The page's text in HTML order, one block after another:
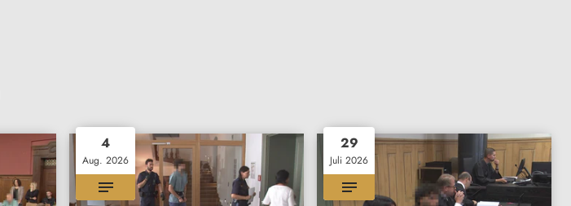
4
Aug. 2026
29
Juli 2026